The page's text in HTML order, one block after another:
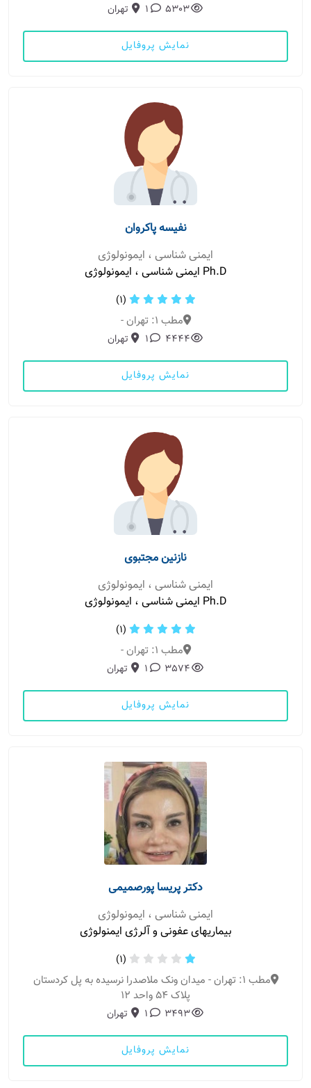
5303
1 تهران
نمایش پروفایل
نفیسه پاکروان
ایمنی شناسی ، ایمونولوژی
Ph.D ایمنی شناسی ، ایمونولوژی
(1)
مطب 1: تهران -
4444
1 تهران
نمایش پروفایل
نازنین مجتبوی
ایمنی شناسی ، ایمونولوژی
Ph.D ایمنی شناسی ، ایمونولوژی
(1)
مطب 1: تهران -
3574
1 تهران
نمایش پروفایل
دکتر پریسا پورصمیمی
ایمنی شناسی ، ایمونولوژی
بیماریهای عفونی و آلرژی ایمنولوژی
(1)
مطب 1: تهران - میدان ونک ملاصدرا نرسیده به پل کردستان
پلاک ۵۴ واحد ۱۲
3493
1 تهران
نمایش پروفایل